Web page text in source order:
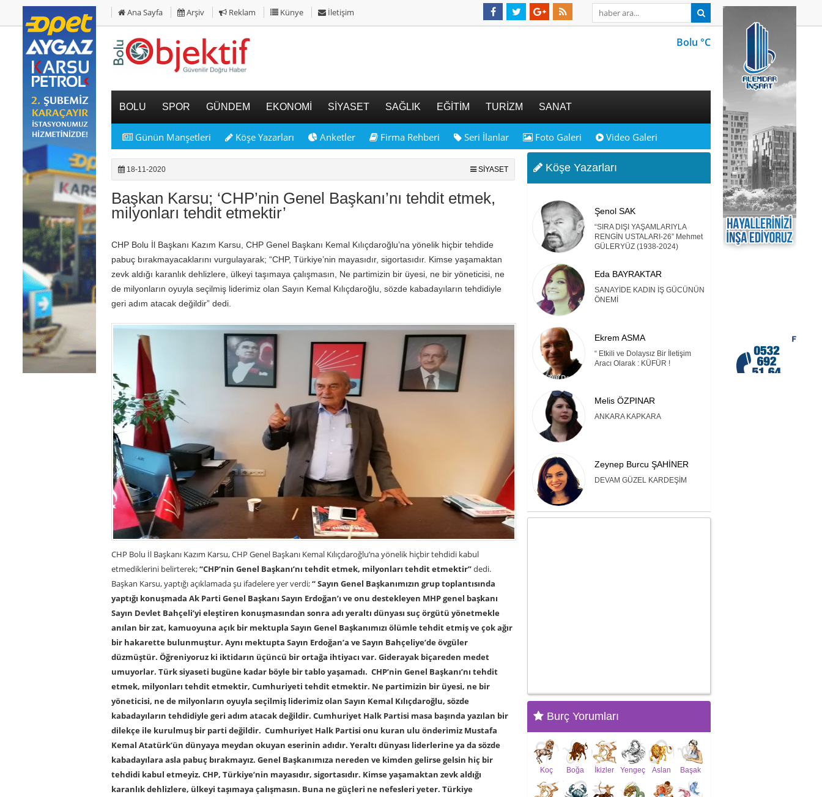
Ana Sayfa Arşiv Reklam Künye İletişim
Bolu °C
BOLU SPOR GÜNDEM EKONOMİ SİYASET SAĞLIK EĞİTİM TURİZM SANAT
Günün Manşetleri Köşe Yazarları Anketler Firma Rehberi Seri İlanlar Foto Galeri Video Galeri
18-11-2020 SİYASET
Başkan Karsu; ‘CHP’nin Genel Başkanı’nı tehdit etmek,
milyonları tehdit etmektir’
CHP Bolu İl Başkanı Kazım Karsu, CHP Genel Başkanı Kemal Kılıçdaroğlu’na yönelik hiçbir tehdide
pabuç bırakmayacaklarını vurgulayarak; “CHP, Türkiye’nin mayasıdır, sigortasıdır. Kimse yaşamaktan
zevk aldığı karanlık dehlizlere, ülkeyi taşımaya çalışmasın, Ne partimizin bir üyesi, ne bir yöneticisi, ne
de milyonların oyuyla seçilmiş liderimiz olan Sayın Kemal Kılıçdaroğlu, sözde kabadayıların tehdidiyle
geri adım atacak değildir” dedi.
CHP Bolu İl Başkanı Kazım Karsu, CHP Genel Başkanı Kemal Kılıçdaroğlu’na yönelik hiçbir tehdidi kabul
etmediklerini belirterek;“CHP’nin Genel Başkanı’nı tehdit etmek, milyonları tehdit etmektir”dedi.
Başkan Karsu, yaptığı açıklamada şu ifadelere yer verdi;“ Sayın Genel Başkanımızın grup toplantısında
yaptığı konuşmada Ak Parti Genel Başkanı Sayın Erdoğan’ı ve onu destekleyen MHP genel başkanı
Sayın Devlet Bahçeli’yi eleştiren konuşmasından sonra adı yeraltı dünyası suç örgütü yönetmekle
anılan bir zat, kamuoyuna açık bir mektupla Sayın Genel Başkanımızı ölümle tehdit etmiş ve çok ağır
bir hakarette bulunmuştur. Aynı mektupta Sayın Erdoğan’a ve Sayın Bahçeliye’de övgüler
düzmüştür. Öğreniyoruz ki iktidarın üçüncü bir ortağa ihtiyacı var. Giderayak biçareden medet
umuyorlar. Türk siyaseti bugüne kadar böyle bir tablo yaşamadı. CHP’nin Genel Başkanı’nı tehdit
etmek, milyonları tehdit etmektir, Cumhuriyeti tehdit etmektir. Ne partimizin bir üyesi, ne bir
yöneticisi, ne de milyonların oyuyla seçilmiş liderimiz olan Sayın Kemal Kılıçdaroğlu, sözde
kabadayıların tehdidiyle geri adım atacak değildir. Cumhuriyet Halk Partisi masa başında yazılan bir
dilekçe ile kurulmuş bir parti değildir. Cumhuriyet Halk Partisi onu kuran ulu önderimiz Mustafa
Kemal Atatürk’ün dünyaya meydan okuyan eserinin adıdır. Yeraltı dünyası liderlerine ya da sözde
kabadayılara asla pabuç bırakmayız. Genel Başkanımıza nereden ve kimden gelirse gelsin hiç bir
tehdidi kabul etmeyiz. CHP, Türkiye’nin mayasıdır, sigortasıdır. Kimse yaşamaktan zevk aldığı
karanlık dehlizlere, ülkeyi taşımaya çalışmasın. Buna ne güçleri ne nefesleri yeter. Türkiye
Köşe Yazarları
Şenol SAK
“SIRA DIŞI YAŞAMLARIYLA
RENGİN USTALARI-26” Mehmet
GÜLERYÜZ (1938-2024)
Eda BAYRAKTAR
SANAYİDE KADIN İŞ GÜCÜNÜN
ÖNEMİ
Ekrem ASMA
“ Etkili ve Dolaysız Bir İletişim
Aracı Olarak : KÜFÜR !
Melis ÖZPINAR
ANKARA KAPKARA
Zeynep Burcu ŞAHİNER
DEVAM GÜZEL KARDEŞİM
Burç Yorumları
Koç Boğa İkizler Yengeç Aslan Başak